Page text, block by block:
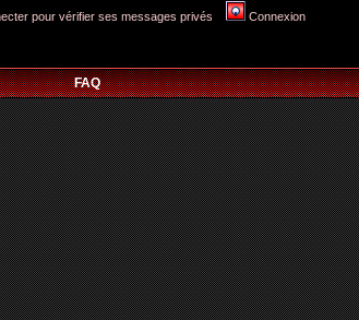
pour vérifier ses messages privés Connexion
FAQ